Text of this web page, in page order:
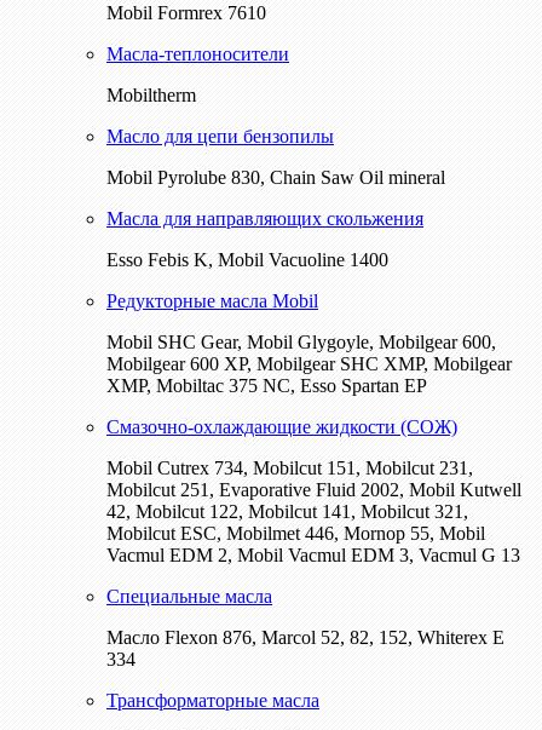
Mobil Formrex 7610
Масла-теплоносители
Mobiltherm
Масло для цепи бензопилы
Mobil Pyrolube 830, Chain Saw Oil mineral
Масла для направляющих скольжения
Esso Febis K, Mobil Vacuoline 1400
Редукторные масла Mobil
Mobil SHC Gear, Mobil Glygoyle, Mobilgear 600,
Mobilgear 600 XP, Mobilgear SHC XMP, Mobilgear
XМP, Mobiltac 375 NC, Esso Spartan EP
Смазочно-охлаждающие жидкости (СОЖ)
Mobil Cutrex 734, Mobilcut 151, Mobilcut 231,
Mobilcut 251, Evaporative Fluid 2002, Mobil Kutwell
42, Mobilcut 122, Mobilcut 141, Mobilcut 321,
Mobilcut ESC, Mobilmet 446, Mornop 55, Mobil
Vacmul EDM 2, Mobil Vacmul EDM 3, Vacmul G 13
Специальные масла
Масло Flexon 876, Marcol 52, 82, 152, Whiterex E
334
Трансформаторные масла